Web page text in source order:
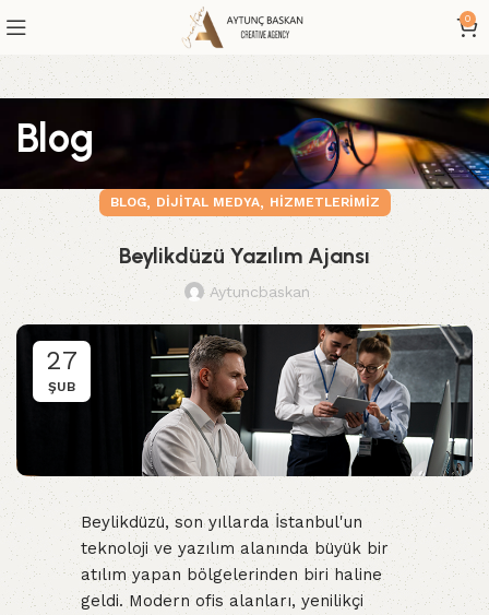
0
Blog
BLOG, DIJITAL MEDYA, HIZMETLERIMIZ
Beylikdüzü Yazılım Ajansı
Aytuncbaskan
27
ŞUB
Beylikdüzü, son yıllarda İstanbul'un
teknoloji ve yazılım alanında büyük bir
atılım yapan bölgelerinden biri haline
geldi. Modern ofis alanları, yenilikçi